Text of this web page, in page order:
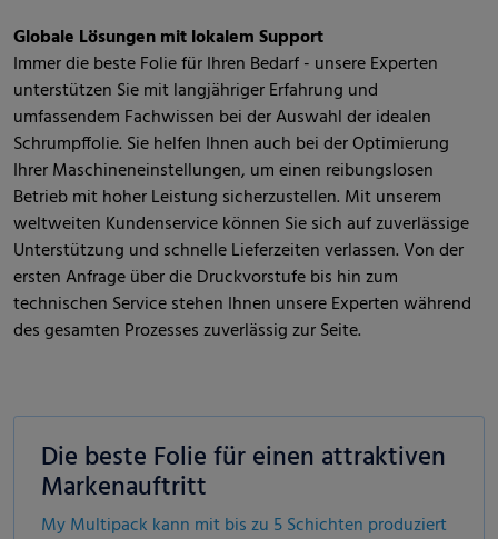
Globale Lösungen mit lokalem Support
Immer die beste Folie für Ihren Bedarf - unsere Experten
unterstützen Sie mit langjähriger Erfahrung und
umfassendem Fachwissen bei der Auswahl der idealen
Schrumpffolie. Sie helfen Ihnen auch bei der Optimierung
Ihrer Maschineneinstellungen, um einen reibungslosen
Betrieb mit hoher Leistung sicherzustellen. Mit unserem
weltweiten Kundenservice können Sie sich auf zuverlässige
Unterstützung und schnelle Lieferzeiten verlassen. Von der
ersten Anfrage über die Druckvorstufe bis hin zum
technischen Service stehen Ihnen unsere Experten während
des gesamten Prozesses zuverlässig zur Seite.
Die beste Folie für einen attraktiven
Markenauftritt
My Multipack kann mit bis zu 5 Schichten produziert